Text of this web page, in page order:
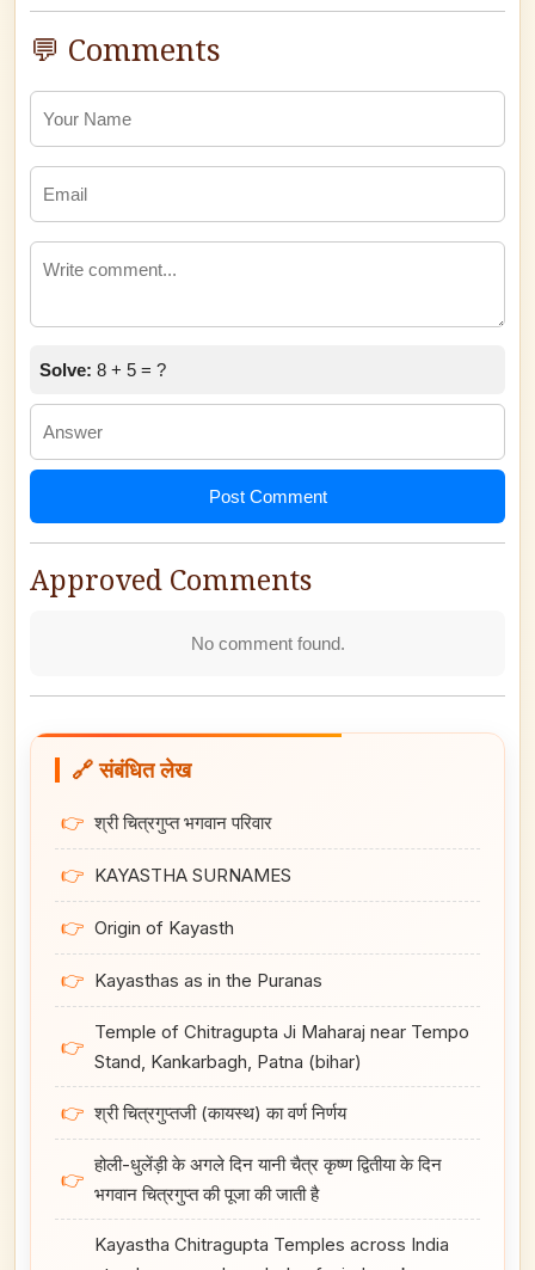
💬 Comments
Solve: 8 + 5 = ?
Post Comment
Approved Comments
No comment found.
🔗 संबंधित लेख
👉 श्री चित्रगुप्त भगवान परिवार
👉 KAYASTHA SURNAMES
👉 Origin of Kayasth
👉 Kayasthas as in the Puranas
👉
Temple of Chitragupta Ji Maharaj near Tempo
Stand, Kankarbagh, Patna (bihar)
👉 श्री चित्रगुप्तजी (कायस्थ) का वर्ण निर्णय
👉
होली-धुलेंड़ी के अगले दिन यानी चैत्र कृष्ण द्वितीया के दिन
भगवान चित्रगुप्त की पूजा की जाती है
Kayastha Chitragupta Temples across India